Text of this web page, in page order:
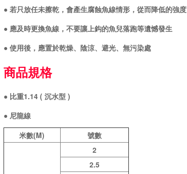
● 若只放任未擦乾，會產生腐蝕魚線情形，從而降低的強度
● 應及時更換魚線，不要讓上鈎的魚兒落跑等遺憾發生
● 使用後，應置於乾燥、陰涼、避光、無污染處
商品規格
● 比重1.14 ( 沉水型 )
● 尼龍線
米數(M)
號數
2
2.5